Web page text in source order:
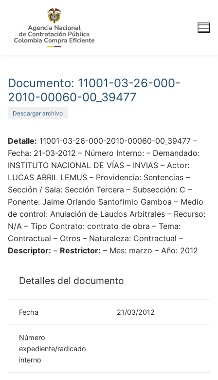
contenido
Documento: 11001-03-26-000-
2010-00060-00_39477
Descargar archivo
Detalle: 11001-03-26-000-2010-00060-00_39477 –
Fecha: 21-03-2012 – Número Interno: – Demandado:
INSTITUTO NACIONAL DE VÍAS – INVIAS – Actor:
LUCAS ABRIL LEMUS – Providencia: Sentencias –
Sección / Sala: Sección Tercera – Subsección: C –
Ponente: Jaime Orlando Santofimio Gamboa – Medio
de control: Anulación de Laudos Arbitrales – Recurso:
N/A – Tipo Contrato: contrato de obra – Tema:
Contractual – Otros – Naturaleza: Contractual –
Descriptor: – Restrictor: – Mes: marzo – Año: 2012
Detalles del documento
Fecha 21/03/2012
Número
expediente/radicado
interno